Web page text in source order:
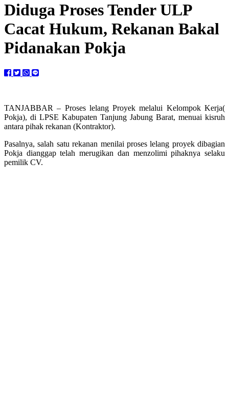
Diduga Proses Tender ULP
Cacat Hukum, Rekanan Bakal
Pidanakan Pokja
TANJABBAR – Proses lelang Proyek melalui Kelompok Kerja(
Pokja), di LPSE Kabupaten Tanjung Jabung Barat, menuai kisruh
antara pihak rekanan (Kontraktor).
Pasalnya, salah satu rekanan menilai proses lelang proyek dibagian
Pokja dianggap telah merugikan dan menzolimi pihaknya selaku
pemilik CV.